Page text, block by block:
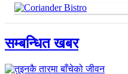
सम्बन्धित खबर